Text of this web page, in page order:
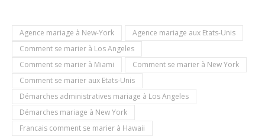
Agence mariage à New-York
Agence mariage aux Etats-Unis
Comment se marier à Los Angeles
Comment se marier à Miami
Comment se marier à New York
Comment se marier aux Etats-Unis
Démarches administratives mariage à Los Angeles
Démarches mariage à New York
Francais comment se marier à Hawaii